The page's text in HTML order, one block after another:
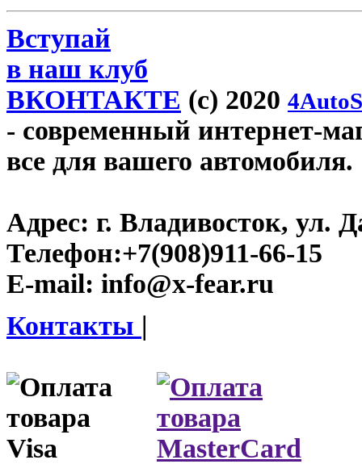
Вступай
в наш клуб
ВКОНТАКТЕ (c) 2020
- современный интернет-
все для вашего автомобиля.
Адрес: г. Владивосток, ул.
Телефон:+7(908)911-66-15
E-mail: info@x-fear.ru
Контакты |